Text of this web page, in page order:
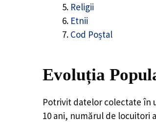
Religii
Etnii
Cod Poștal
Evoluția
Potrivit datelor colectate în
10 ani, numărul de locuitori